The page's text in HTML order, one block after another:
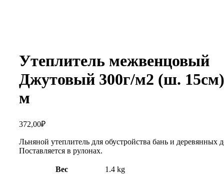
Утеплитель межвенцовый
Джутовый 300г/м2 (ш.
м
372,00₽
Льняной утеплитель для обустройства бань и деревянных
Поставляется в рулонах.
Вес 1.4 kg